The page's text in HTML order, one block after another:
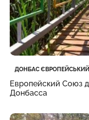
Категорія
ДОНБАС ЄВРОПЕЙСЬКИЙ
Дата публікації
Европейский Союз
Донбасса